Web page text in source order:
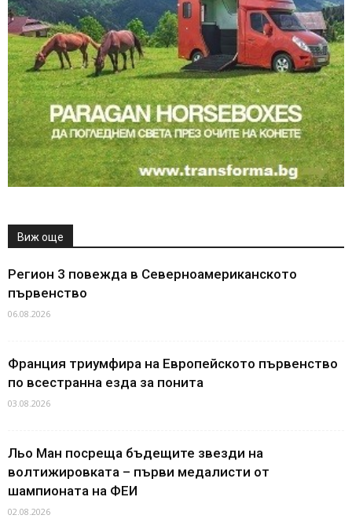
Виж още
Регион 3 повежда в Северноамериканското
първенство
06.08.2026
Франция триумфира на Европейското първенство
по всестранна езда за понита
03.08.2026
Льо Ман посреща бъдещите звезди на
волтижировката – първи медалисти от
шампионата на ФЕИ
02.08.2026